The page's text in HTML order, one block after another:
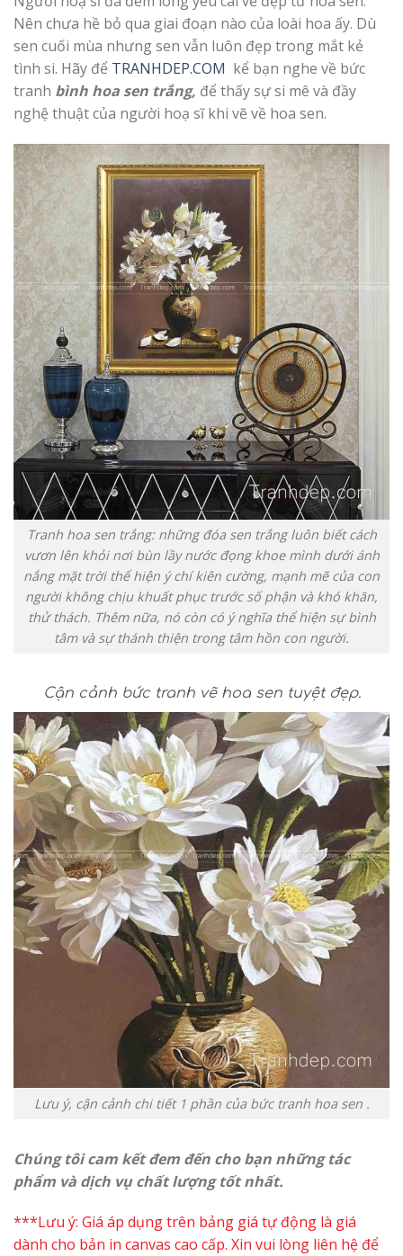
Nên chưa hề bỏ qua giai đoạn nào của loài hoa ấy. Dù
sen cuối mùa nhưng sen vẫn luôn đẹp trong mắt kẻ
tình si. Hãy để TRANHDEP.COM kể bạn nghe về bức
tranh bình hoa sen trắng, để thấy sự si mê và đầy
nghệ thuật của người hoạ sĩ khi vẽ về hoa sen.
Tranh hoa sen trắng: những đóa sen trắng luôn biết cách
vươn lên khỏi nơi bùn lầy nước đọng khoe mình dưới ánh
nắng mặt trời thể hiện ý chí kiên cường, mạnh mẽ của con
người không chịu khuất phục trước số phận và khó khăn,
thử thách. Thêm nữa, nó còn có ý nghĩa thể hiện sự bình
tâm và sự thánh thiện trong tâm hồn con người.
Cận cảnh bức tranh vẽ hoa sen tuyệt đẹp.
Lưu ý, cận cảnh chi tiết 1 phần của bức tranh hoa sen .
Chúng tôi cam kết đem đến cho bạn những tác
phẩm và dịch vụ chất lượng tốt nhất.
***Lưu ý: Giá áp dụng trên bảng giá tự động là giá
dành cho bản in canvas cao cấp. Xin vui lòng liên hệ để